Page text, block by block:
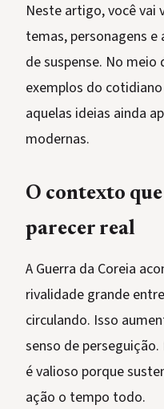
Neste artigo, você vai
temas, personagens
de suspense. No
exemplos do
aquelas ideias ainda
modernas.
O contexto
parecer real
A Guerra da Coreia
rivalidade grande
circulando. Isso
senso de
é valioso porque
ação o tempo todo.